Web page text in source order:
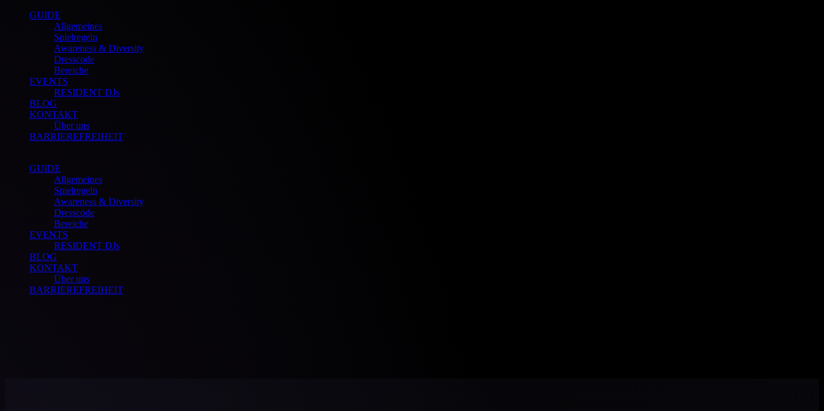
GUIDE
Allgemeines
Spielregeln
Awareness & Diversity
Dresscode
Bereiche
EVENTS
RESIDENT DJs
BLOG
KONTAKT
Über uns
BARRIEREFREIHEIT
GUIDE
Allgemeines
Spielregeln
Awareness & Diversity
Dresscode
Bereiche
EVENTS
RESIDENT DJs
BLOG
KONTAKT
Über uns
BARRIEREFREIHEIT